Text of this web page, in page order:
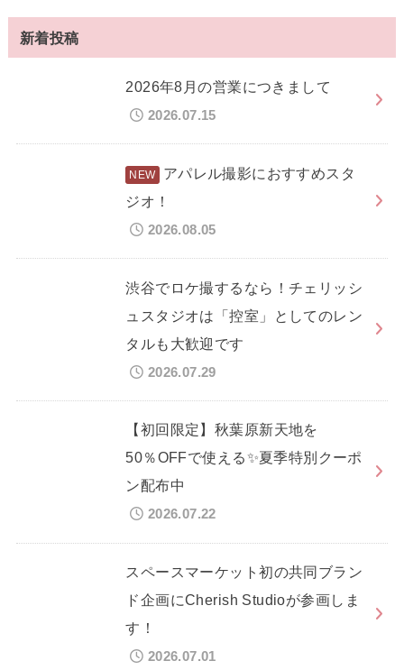
新着投稿
2026年8月の営業につきまして
2026.07.15
アパレル撮影におすすめスタ
ジオ！
2026.08.05
渋谷でロケ撮するなら！チェリッシ
ュスタジオは「控室」としてのレン
タルも大歓迎です
2026.07.29
【初回限定】秋葉原新天地を
50％OFFで使える✨夏季特別クーポ
ン配布中
2026.07.22
スペースマーケット初の共同ブラン
ド企画にCherish Studioが参画しま
す！
2026.07.01